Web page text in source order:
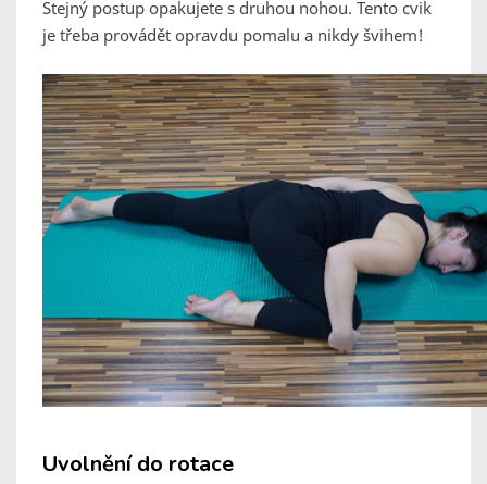
Stejný postup opakujete s druhou nohou. Tento cvik
je třeba provádět opravdu pomalu a nikdy švihem!
Uvolnění do rotace